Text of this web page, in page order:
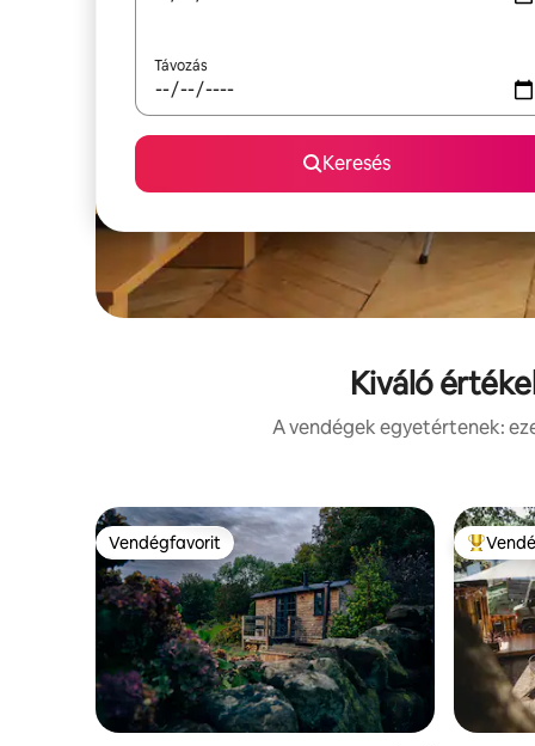
Távozás
Keresés
Kiváló
A vendégek egyetértenek:
Vendégfavorit
Vendégfavorit Kiemelt